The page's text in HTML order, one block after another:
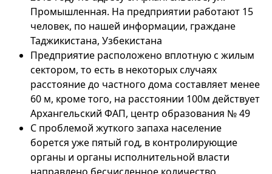
Промышленная. На предприятии работают 15
человек, по нашей информации, граждане
Таджикистана, Узбекистана
Предприятие расположено вплотную с жилым
сектором, то есть в некоторых случаях
расстояние до частного дома составляет менее
60 м, кроме того, на расстоянии 100м действует
Архангельский ФАП, центр образования № 49
С проблемой жуткого запаха население
борется уже пятый год, в контролирующие
органы и органы исполнительной власти